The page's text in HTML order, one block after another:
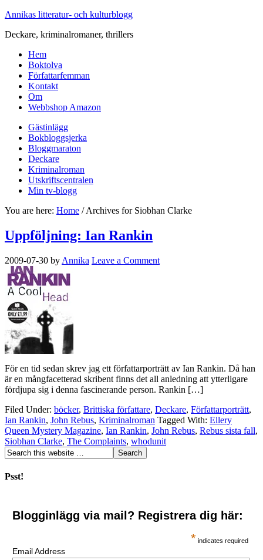
Annikas litteratur- och kulturblogg
Deckare, kriminalromaner, thrillers
Hem
Boktolva
Författarfemman
Kontakt
Om
Webbshop Amazon
Gästinlägg
Bokbloggsjerka
Bloggmaraton
Deckare
Kriminalroman
Utskriftscentralen
Min tv-blogg
You are here: Home /Archives for Siobhan Clarke
Uppföljning: Ian Rankin
2009-07-30 by Annika Leave a Comment
För en tid sedan skrev jag ett författarporträtt av Ian Rankin. Då han
är en mångfacetterad skribent finns det all anledning att ytterligare
fördjupa sig i denna fascinerande person. Rankin […]
Filed Under: böcker, Brittiska författare, Deckare, Författarporträtt,
Ian Rankin, John Rebus, Kriminalroman Tagged With: Ellery
Queen Mystery Magazine, Ian Rankin, John Rebus, Rebus sista fall,
Siobhan Clarke, The Complaints, whodunit
Psst!
Blogginlägg via mail? Registrera dig här:
* indicates required
Email Address